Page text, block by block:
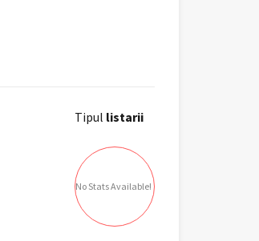
Tipul listarii
No Stats Available!